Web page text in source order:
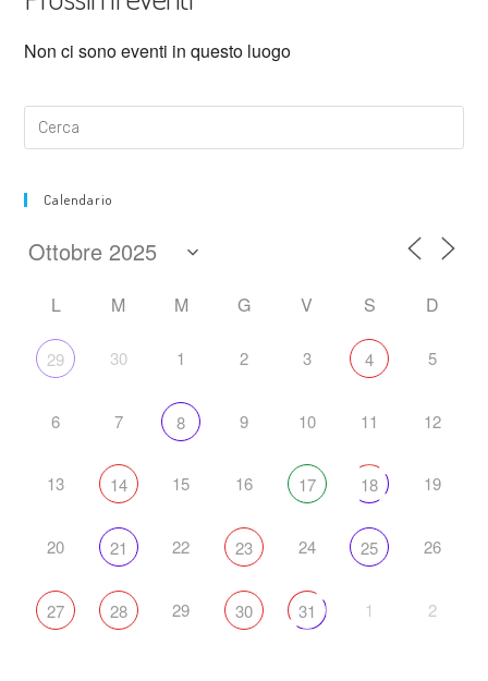
Non ci sono eventi in questo luogo
Calendario
L M M G V S D
29 30 1 2 3 4 5
6 7 8 9 10 11 12
13 14 15 16 17 18 19
20 21 22 23 24 25 26
27 28 29 30 31 1 2